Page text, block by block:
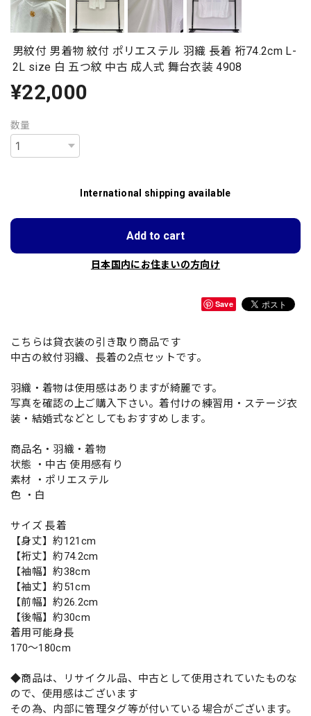
男紋付 男着物 紋付 ポリエステル 羽織 長着 裄74.2cm L-
2L size 白 五つ紋 中古 成人式 舞台衣装 4908
¥22,000
数量
International shipping available
Add to cart
日本国内にお住まいの方向け
Save
こちらは貸衣装の引き取り商品です
中古の紋付羽織、長着の2点セットです。
羽織・着物は使用感はありますが綺麗です。
写真を確認の上ご購入下さい。着付けの練習用・ステージ衣
装・結婚式などとしてもおすすめします。
商品名・羽織・着物
状態 ・中古 使用感有り
素材 ・ポリエステル
色 ・白
サイズ 長着
【身丈】約121cm
【裄丈】約74.2cm
【袖幅】約38cm
【袖丈】約51cm
【前幅】約26.2cm
【後幅】約30cm
着用可能身長
170〜180cm
◆商品は、リサイクル品、中古として使用されていたものな
ので、使用感はございます
その為、内部に管理タグ等が付いている場合がございます。